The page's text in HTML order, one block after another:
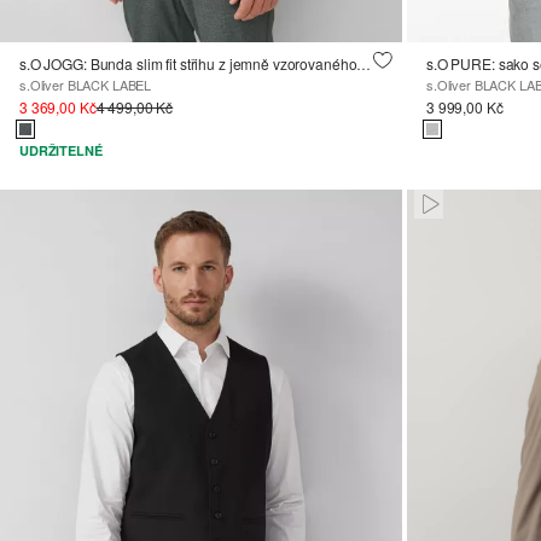
s.O JOGG: Bunda slim fit střihu z jemně vzorovaného interlokového žerzeje
s.Oliver BLACK LABEL
3 369,00 Kč4 499,00 Kč
UDRŽITELNÉ
s.Oliver BLACK
3 999,00 Kč
Paused • Muted